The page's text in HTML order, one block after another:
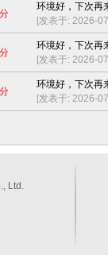
环境好，下次再
[发表于: 2026-
环境好，下次再
[发表于: 2026-
环境好，下次再
[发表于: 2026-
Ltd.